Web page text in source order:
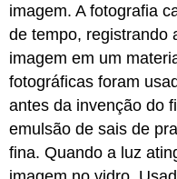
imagem. A fotografia
de tempo, registrando
imagem em um
fotográficas foram
antes da invenção do
emulsão de sais de
fina. Quando a luz